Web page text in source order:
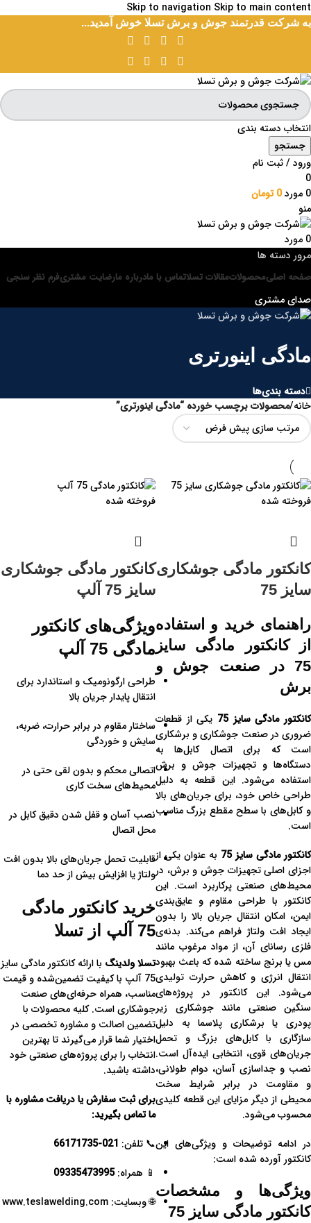
Skip to navigation Skip to main content
به شرکت قدرتمند جوش و برش تسلا خوش آمدید...
انتخاب دسته بندی
جستجو
ورود / ثبت نام
0
0 مورد0 تومان
منو
0 مورد
مرور دسته ها
صفحه اصلیمحصولاتمقالات تسلاتماس با مادرباره مارضایت مشتریفرم نظر سنجی
صدای مشتری
مادگی اینورتری
دسته بندی‌ها
خانه/محصولات برچسب خورده “مادگی اینورتری”
فروخته شده
کانکتور مادگی جوشکاری
سایز 75
راهنمای خرید و استفاده
از کانکتور مادگی سایز
75 در صنعت جوش و
برش
کانکتور مادگی سایز 75
یکی از قطعات
ضروری در صنعت جوشکاری و برشکاری
است که برای اتصال کابل‌ها به
دستگاه‌ها و تجهیزات جوش و برش
استفاده می‌شود. این قطعه به دلیل
طراحی خاص خود، برای جریان‌های بالا
و کابل‌های با سطح مقطع بزرگ مناسب
است.
کانکتور مادگی سایز 75
به عنوان یکی از
اجزای اصلی تجهیزات جوش و برش، در
محیط‌های صنعتی پرکاربرد است. این
کانکتور با طراحی مقاوم و عایق‌بندی
ایمن، امکان انتقال جریان بالا را بدون
ایجاد افت ولتاژ فراهم می‌کند. بدنه‌ی
فلزی رسانای آن، از مواد مرغوب مانند
مس یا برنج ساخته شده که باعث بهبود
انتقال انرژی و کاهش حرارت تولیدی
می‌شود. این کانکتور در پروژه‌های
سنگین صنعتی مانند جوشکاری زیر
پودری یا برشکاری پلاسما به دلیل
سازگاری با کابل‌های بزرگ و تحمل
جریان‌های قوی، انتخابی ایده‌آل است.
نصب و جداسازی آسان، دوام طولانی،
و مقاومت در برابر شرایط سخت
محیطی از دیگر مزایای این قطعه کلیدی
محسوب می‌شود.
در ادامه توضیحات و ویژگی‌های این
کانکتور آورده شده است:
ویژگی‌ها و مشخصات
کانکتور مادگی سایز 75
فروخته شده
کانکتور مادگی جوشکاری
سایز 75 آلپ
ویژگی‌های کانکتور
مادگی 75 آلپ
طراحی ارگونومیک و استاندارد برای
انتقال پایدار جریان بالا
ساختار مقاوم در برابر حرارت، ضربه،
سایش و خوردگی
اتصالی محکم و بدون لقی حتی در
محیط‌های سخت کاری
نصب آسان و قفل شدن دقیق کابل در
محل اتصال
قابلیت تحمل جریان‌های بالا بدون افت
ولتاژ یا افزایش بیش از حد دما
خرید کانکتور مادگی
75 آلپ از تسلا
تسلا ولدینگ با ارائه کانکتور مادگی سایز
75 آلپ با کیفیت تضمین‌شده و قیمت
مناسب، همراه حرفه‌ای‌های صنعت
جوشکاری است. کلیه محصولات با
تضمین اصالت و مشاوره تخصصی در
اختیار شما قرار می‌گیرند تا بهترین
انتخاب را برای پروژه‌های صنعتی خود
داشته باشید.
برای ثبت سفارش یا دریافت مشاوره با
ما تماس بگیرید:
📞 تلفن: 021-66171735
📱 همراه:09335473995
🌐 وبسایت: www.teslawelding.com